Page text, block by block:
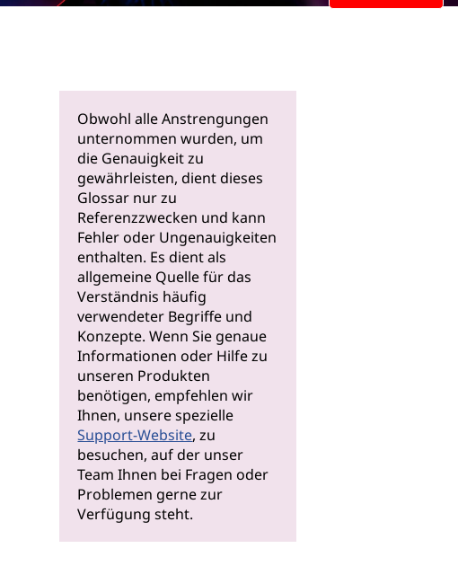
Obwohl alle Anstrengungen
unternommen wurden, um
die Genauigkeit zu
gewährleisten, dient dieses
Glossar nur zu
Referenzzwecken und kann
Fehler oder Ungenauigkeiten
enthalten. Es dient als
allgemeine Quelle für das
Verständnis häufig
verwendeter Begriffe und
Konzepte. Wenn Sie genaue
Informationen oder Hilfe zu
unseren Produkten
benötigen, empfehlen wir
Ihnen, unsere spezielle
Support-Website, zu
besuchen, auf der unser
Team Ihnen bei Fragen oder
Problemen gerne zur
Verfügung steht.